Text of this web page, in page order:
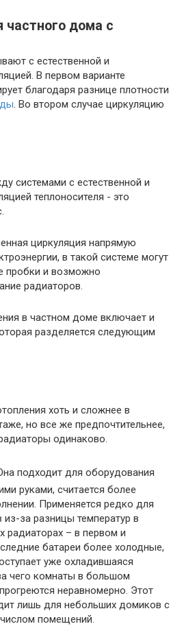
частного дома с
с естественной и
В первом варианте
благодаря разнице плотности
. Во втором случае циркуляцию
системами с естественной и
теплоносителя - это
циркуляция напрямую
в такой системе могут
пробки и возможно
радиаторов.
в частном доме включает и
разделяется следующим
хоть и сложнее в
но все же предпочтительнее,
одинаково.
подходит для оборудования
руками, считается более
Применяется редко для
за разницы температур в
радиаторах – в первом и
батареи более холодные,
уже охладившаяся
чего комнаты в большом
неравномерно. Этот
лишь для небольших домиков с
помещений.